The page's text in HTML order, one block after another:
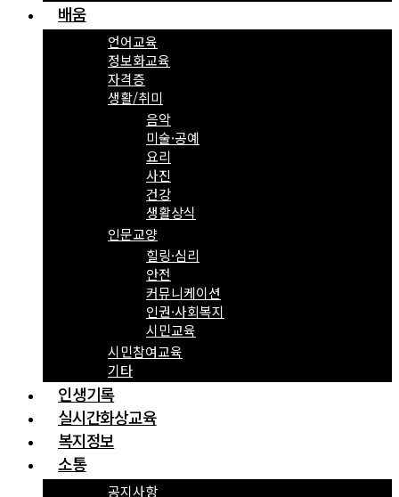
배움
언어교육
정보화교육
자격증
생활/취미
음악
미술·공예
요리
사진
건강
생활상식
인문교양
힐링·심리
안전
커뮤니케이션
인권·사회복지
시민교육
시민참여교육
기타
인생기록
실시간화상교육
복지정보
소통
공지사항